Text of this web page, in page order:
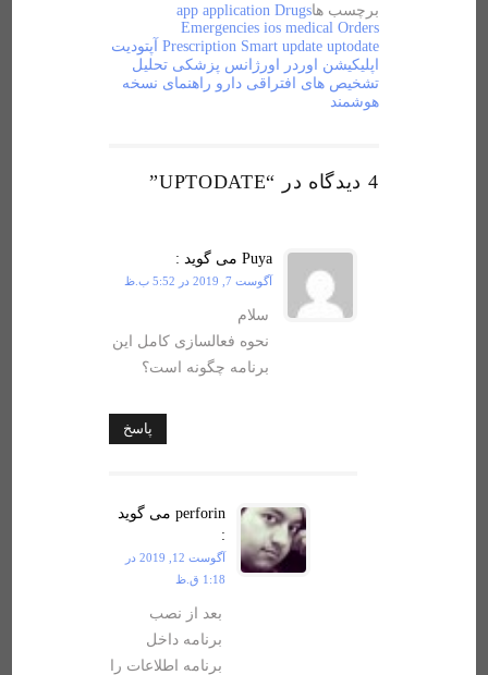
برچسب ها app application Drugs
Emergencies ios medical Orders
Prescription Smart update uptodate
آپتودیت
اپلیکیشن اوردر اورژانس پزشکی تحلیل
تشخیص های افتراقی دارو راهنمای نسخه
هوشمند
4 دیدگاه در “ UPTODATE
”
Puya می گوید :
آگوست 7, 2019 در 5:52 ب.ظ
سلام
نحوه فعالسازی کامل این
برنامه چگونه است؟
پاسخ
perforin می گوید
:
آگوست 12, 2019 در
1:18 ق.ظ
بعد از نصب
برنامه داخل
برنامه اطلاعات را